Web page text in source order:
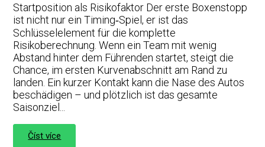
Startposition als Risikofaktor Der erste Boxenstopp
ist nicht nur ein Timing‑Spiel, er ist das
Schlüsselelement für die komplette
Risikoberechnung. Wenn ein Team mit wenig
Abstand hinter dem Führenden startet, steigt die
Chance, im ersten Kurvenabschnitt am Rand zu
landen. Ein kurzer Kontakt kann die Nase des Autos
beschädigen – und plötzlich ist das gesamte
Saisonziel...
Číst více